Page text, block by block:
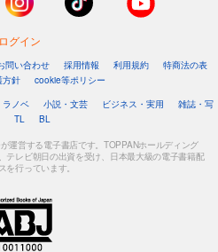
ログイン
問い合わせ 採用情報 利用規約
特商法の表
方針
cookie等ポリシー
ラノベ 小説・文芸 ビジネス・実用
雑誌・写
TL BL
運営する電子書店です。TOPPANホールディング
テレビ朝日の出資を受け、日本最大級の電子書籍配
を行っています。